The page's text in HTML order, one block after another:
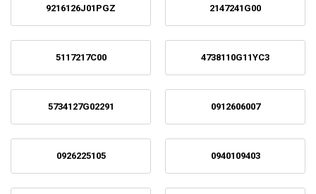
9216126J01PGZ 2147241G00
5117217C00 4738110G11YC3
5734127G02291 0912606007
0926225105 0940109403